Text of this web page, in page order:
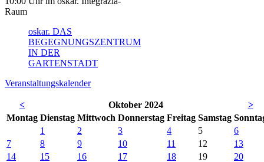
Raum
oskar. DAS
BEGEGNUNGSZENTRUM
IN DER
GARTENSTADT
Veranstaltungskalender
< Oktober 2024
>
Montag Dienstag Mittwoch Donnerstag Freitag Samstag So
1
2 3 4 5
6
7
8 9 10 11 12
13
14
15 16 17 18 19
20